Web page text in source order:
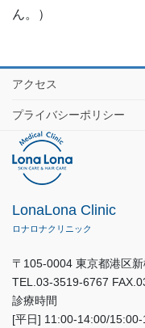
ん。）
アクセス
プライバシーポリシー
LonaLona Clinic
ロナロナクリニック
〒105-0004 東京都港区
TEL.03-3519-6767
診療時間
[平日] 11:00-14:00/